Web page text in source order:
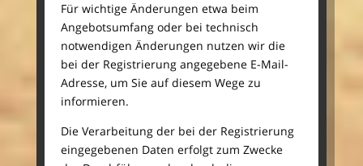
Für wichtige Änderungen etwa beim
Angebotsumfang oder bei technisch
notwendigen Änderungen nutzen wir die
bei der Registrierung angegebene E-Mail-
Adresse, um Sie auf diesem Wege zu
informieren.
Die Verarbeitung der bei der Registrierung
eingegebenen Daten erfolgt zum Zwecke